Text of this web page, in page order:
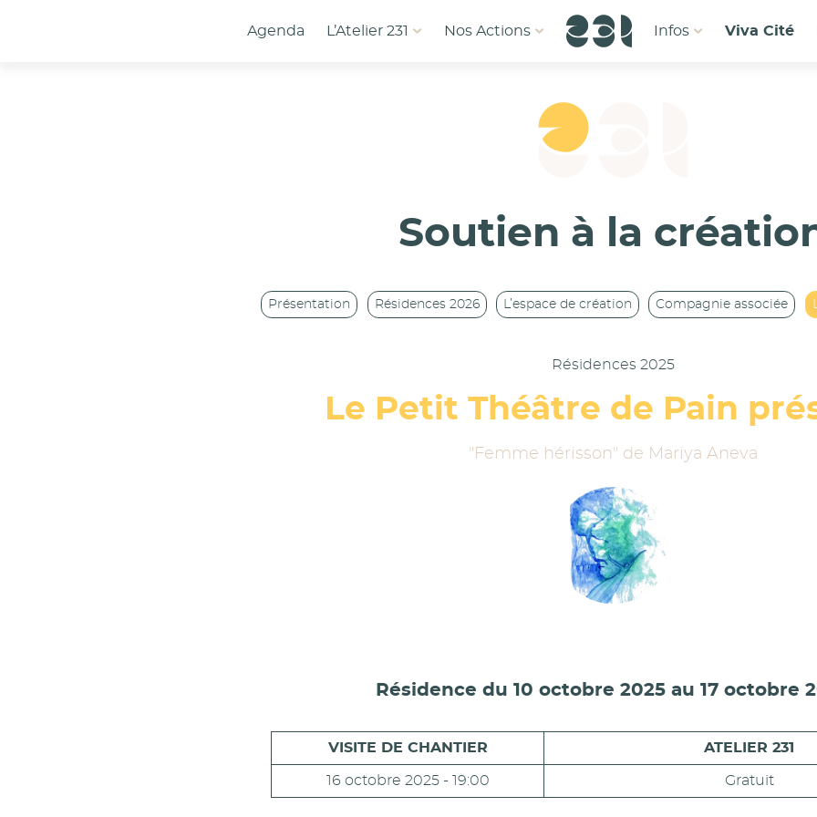
Agenda L’Atelier 231 Nos Actions Infos Viva Cité
Soutien à la
Présentation Résidences 2026 L’espace de création Compagnie associée
Résidences 2025
Le Petit Théâtre de Pain
"Femme hérisson" de Mariya Aneva
Résidence du 10 octobre 2025 au 17 octobre
VISITE DE CHANTIER ATELIER 231
16 octobre 2025 - 19:00 Gratuit